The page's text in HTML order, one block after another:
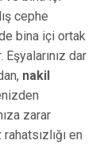
cephe
bina içi ortak
dar
nakil
zarar
en